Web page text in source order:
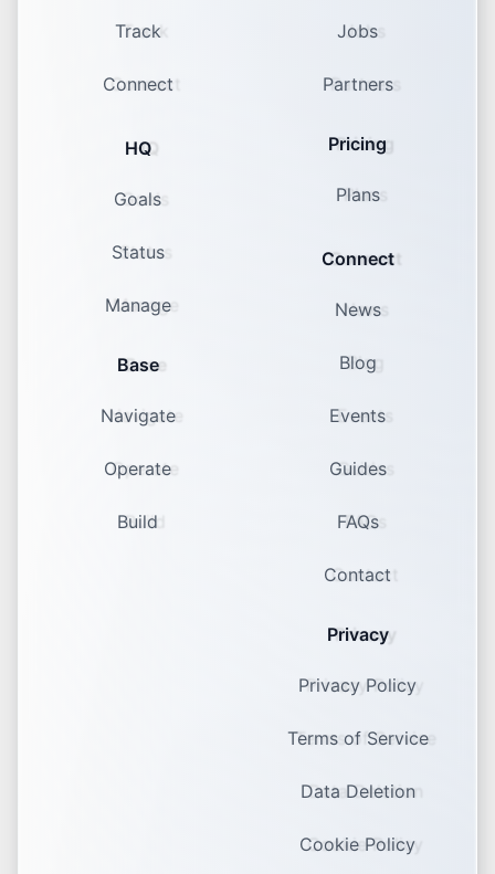
Track
Connect
HQ
Goals
Status
Manage
Base
Navigate
Operate
Build
Jobs
Partners
Pricing
Plans
Connect
News
Blog
Events
Guides
FAQs
Contact
Privacy
Privacy Policy
Terms of Service
Data Deletion
Cookie Policy